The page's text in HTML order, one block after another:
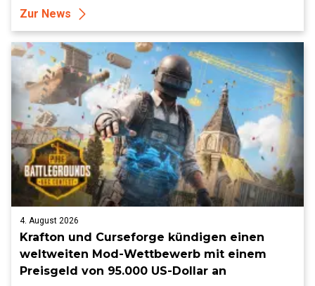
Zur News
4. August 2026
Krafton und Curseforge kündigen einen
weltweiten Mod-Wettbewerb mit einem
Preisgeld von 95.000 US-Dollar an